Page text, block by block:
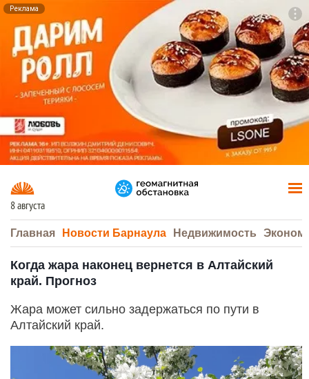
Реклама
8 августа
Главная Новости Барнаула Недвижимость
Когда жара наконец вернется в Алтайский
край. Прогноз
Жара может сильно задержаться по пути в
Алтайский край.